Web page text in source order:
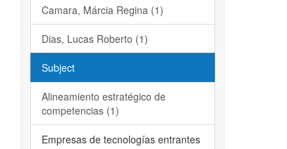
Camara, Márcia Regina (1)
Dias, Lucas Roberto (1)
Subject
Alineamiento estratégico de
competencias (1)
Empresas de tecnologías entrantes